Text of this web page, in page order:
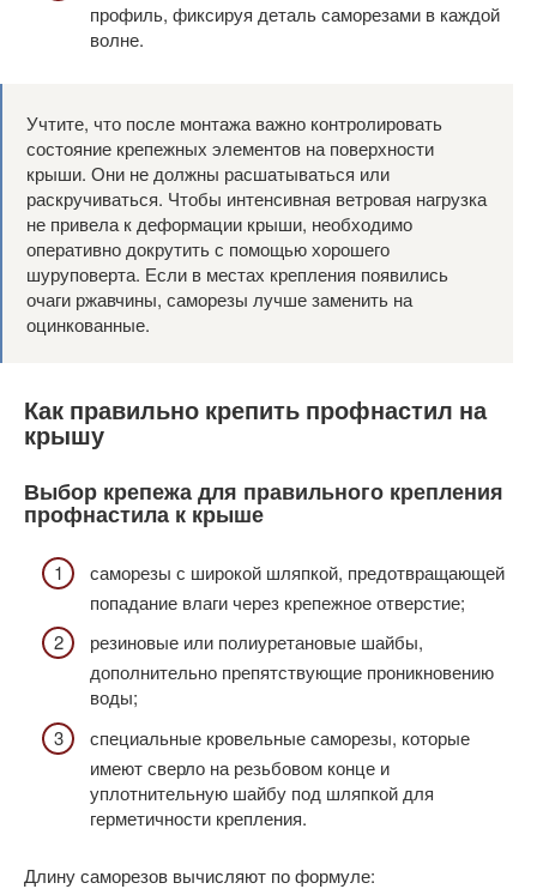
профиль, фиксируя деталь саморезами в каждой
волне.
Учтите, что после монтажа важно контролировать
состояние крепежных элементов на поверхности
крыши. Они не должны расшатываться или
раскручиваться. Чтобы интенсивная ветровая нагрузка
не привела к деформации крыши, необходимо
оперативно докрутить с помощью хорошего
шуруповерта. Если в местах крепления появились
очаги ржавчины, саморезы лучше заменить на
оцинкованные.
Как правильно крепить профнастил на
крышу
Выбор крепежа для правильного крепления
профнастила к крыше
саморезы с широкой шляпкой, предотвращающей
попадание влаги через крепежное отверстие;
резиновые или полиуретановые шайбы,
дополнительно препятствующие проникновению
воды;
специальные кровельные саморезы, которые
имеют сверло на резьбовом конце и
уплотнительную шайбу под шляпкой для
герметичности крепления.
Длину саморезов вычисляют по формуле: